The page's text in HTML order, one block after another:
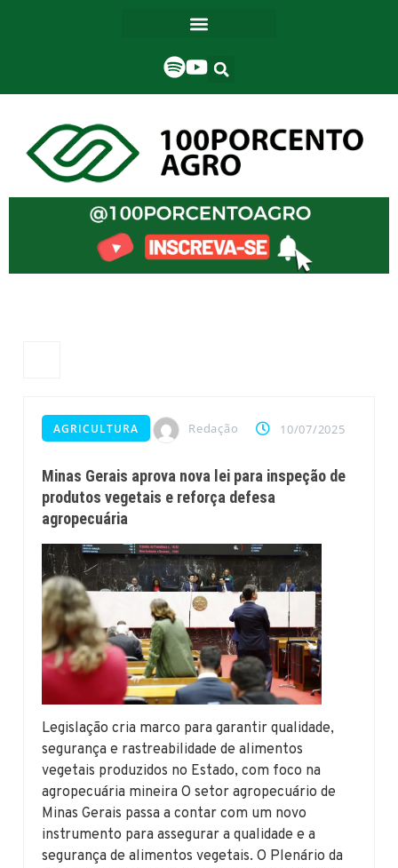
AGRICULTURA Redação 10/07/2025
Minas Gerais aprova nova lei para inspeção de
produtos vegetais e reforça defesa
agropecuária
Legislação cria marco para garantir qualidade,
segurança e rastreabilidade de alimentos
vegetais produzidos no Estado, com foco na
agropecuária mineira O setor agropecuário de
Minas Gerais passa a contar com um novo
instrumento para assegurar a qualidade e a
segurança de alimentos vegetais. O Plenário da